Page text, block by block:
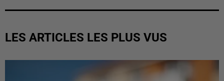
LES ARTICLES LES PLUS VUS